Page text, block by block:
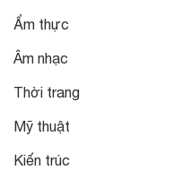
Ẩm thực
Âm nhạc
Thời trang
Mỹ thuật
Kiến trúc